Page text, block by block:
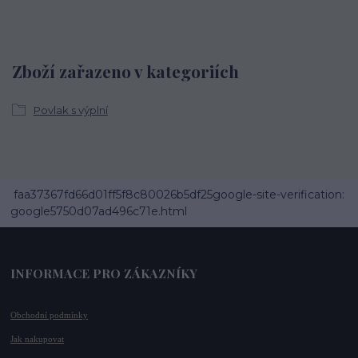
Zboží zařazeno v kategoriích
Povlak s výplní
faa37367fd66d01ff5f8c80026b5df25google-site-verification:
google5750d07ad496c71e.html
INFORMACE PRO ZÁKAZNÍKY
Obchodní podmínky
Jak nakupovat